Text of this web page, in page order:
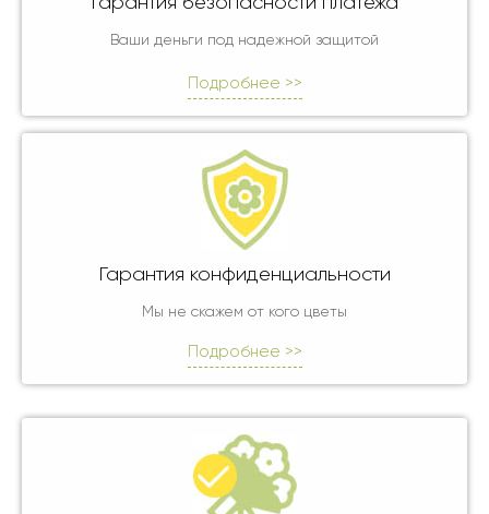
Ваши деньги под надежной защитой
Подробнее >>
Гарантия конфиденциальности
Мы не скажем от кого цветы
Подробнее >>